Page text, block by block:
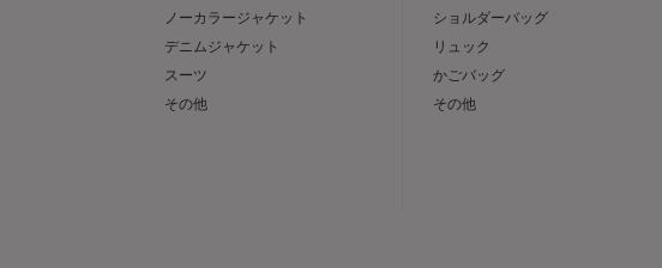
ノーカラージャケット
デニムジャケット
スーツ
その他
ショルダーバッグ
リュック
かごバッグ
その他